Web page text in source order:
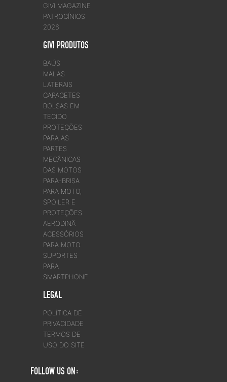
GIVI MAGAZINE
PATROCÍNIOS
2026
GIVI PRODUTOS
BAÚS
MALAS
LATERAIS
CAPACETES
BOLSAS EM
TECIDO
PROTEÇÕES
PARA AS
PARTES
MECÂNICAS
DAS MOTOS
PARA-BRISA
PARA MOTO,
SPOILER E
PROTEÇÕES
AERODINÂ
ACESSÓRIOS
PARA MOTO
SUPORTES
PARA
SMARTPHONE
LEGAL
POLÍTICA DE
PRIVACIDADE
TERMOS DE
USO DO SITE
FOLLOW US ON: